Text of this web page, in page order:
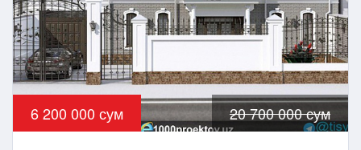
6 200 000 сум 20 700 000 сум